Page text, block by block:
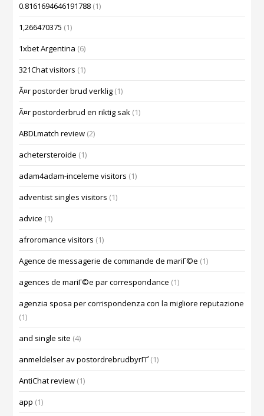
0.8161694646191788 (1)
1,266470375 (1)
1xbet Argentina (6)
321Chat visitors (1)
Ã¤r postorder brud verklig (1)
Ã¤r postorderbrud en riktig sak (1)
ABDLmatch review (2)
achetersteroide (1)
adam4adam-inceleme visitors (1)
adventist singles visitors (1)
advice (1)
afroromance visitors (1)
Agence de messagerie de commande de mariГ©e (1)
agences de mariГ©e par correspondance (1)
agenzia sposa per corrispondenza con la migliore reputazione
(1)
and single site (4)
anmeldelser av postordrebrudbyrГҐ (1)
AntiChat review (1)
app (1)